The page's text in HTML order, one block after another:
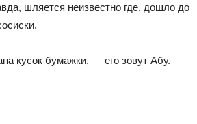
шляется неизвестно где, дошло до
кусок бумажки, — его зовут Абу.